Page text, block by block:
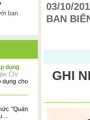
bạn.
dụng
Chí
dụng cho
"Quán
...
03/10/
BAN
GHI